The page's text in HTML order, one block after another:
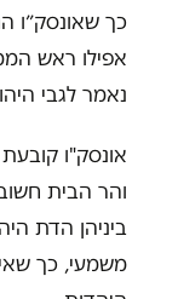
כך שאונסק״ו
אפילו ראש
נאמר לגבי
אונסק"ו
והר הבית
ביניהן הדת
משמעי, כך